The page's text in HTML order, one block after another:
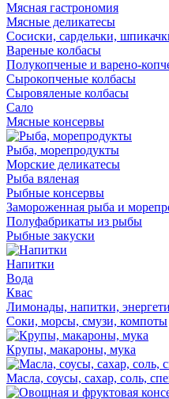
Мясная гастрономия
Мясные деликатесы
Сосиски, сардельки,
Вареные колбасы
Полукопченые и варено-
Сырокопченые колбасы
Сыровяленые колбасы
Сало
Мясные консервы
Рыба, морепродукты
Морские деликатесы
Рыба вяленая
Рыбные консервы
Замороженная рыба и
Полуфабрикаты из рыбы
Рыбные закуски
Напитки
Вода
Квас
Лимонады, напитки,
Соки, морсы, смузи, компоты
Крупы, макароны, мука
Масла, соусы, сахар, соль,